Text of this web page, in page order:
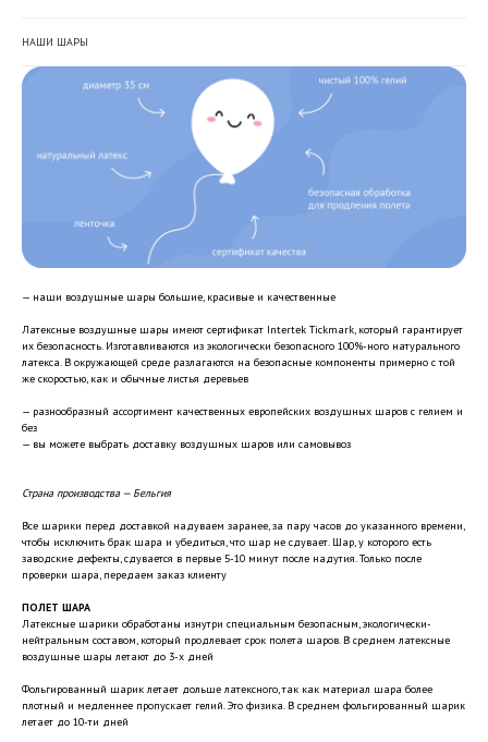
НАШИ ШАРЫ
— наши воздушные шары большие, красивые и качественные
Латексные воздушные шары имеют сертификат Intertek Tickmark, который гарантирует
их безопасность. Изготавливаются из экологически безопасного 100%-ного натурального
латекса. В окружающей среде разлагаются на безопасные компоненты примерно с той
же скоростью, как и обычные листья деревьев
— разнообразный ассортимент качественных европейских воздушных шаров с гелием и
без
— вы можете выбрать доставку воздушных шаров или самовывоз
Страна производства — Бельгия
Все шарики перед доставкой надуваем заранее, за пару часов до указанного времени,
чтобы исключить брак шара и убедиться, что шар не сдувает. Шар, у которого есть
заводские дефекты, сдувается в первые 5-10 минут после надутия. Только после
проверки шара, передаем заказ клиенту
ПОЛЕТ ШАРА
Латексные шарики обработаны изнутри специальным безопасным, экологически-
нейтральным составом, который продлевает срок полета шаров. В среднем латексные
воздушные шары летают до 3-х дней
Фольгированный шарик летает дольше латексного, так как материал шара более
плотный и медленнее пропускает гелий. Это физика. В среднем фольгированный шарик
летает до 10-ти дней